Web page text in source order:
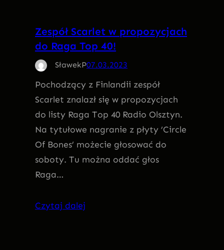
Zespół Scarlet w propozycjach
do Raga Top 40!
SławekP07.03.2023
Pochodzący z Finlandii zespół
Scarlet znalazł się w propozycjach
do listy Raga Top 40 Radio Olsztyn.
Na tytułowe nagranie z płyty ’Circle
Of Bones’ możecie głosować do
soboty. Tu można oddać głos
Raga…
Czytaj dalej